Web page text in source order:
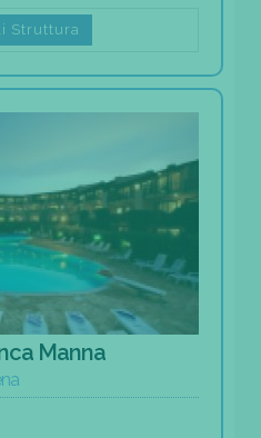
Struttura
Manna